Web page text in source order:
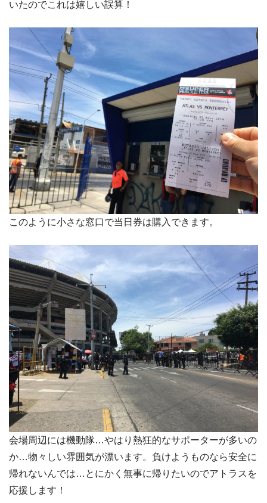
いたのでこれは嬉しい誤算！
このように小さな窓口で当日券は購入できます。
会場周辺には機動隊…やはり熱狂的なサポーターが多いの
か…物々しい雰囲気が漂います。負けようものなら安全に
帰れないんでは…とにかく無事に帰りたいのでアトラスを
応援します！